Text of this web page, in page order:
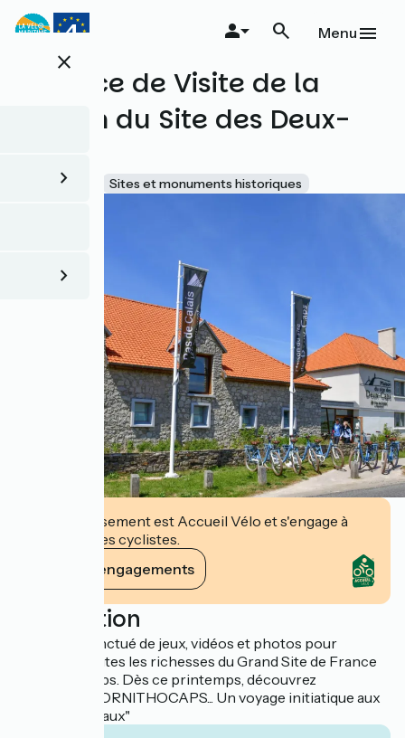
Aller
au
principalclose
Menu
L'Espace de Visite de la
Maison du Site des Deux-
Accueil Vélo Sites et monuments historiques
Cet établissement est Accueil Vélo et s'engage à
accueillir des cyclistes.
Voir ses engagements
Description
Parcours ponctué de jeux, vidéos et photos pour
découvrir toutes les richesses du Grand Site de France
Les Deux-Caps. Dès ce printemps, découvrez
l'exposition "ORNITHOCAPS... Un voyage initiatique aux
pays des oiseaux"